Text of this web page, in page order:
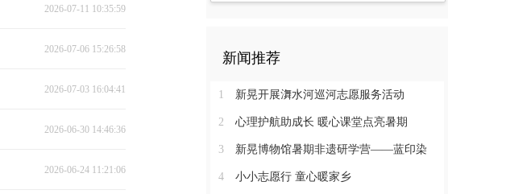
2026-07-11 10:35:59
2026-07-06 15:26:58
2026-07-03 16:04:41
2026-06-30 14:46:36
2026-06-24 11:21:06
新闻推荐
1 新晃开展㵲水河巡河志愿服务活动
2 心理护航助成长 暖心课堂点亮暑期
3 新晃博物馆暑期非遗研学营——蓝印染
4 小小志愿行 童心暖家乡